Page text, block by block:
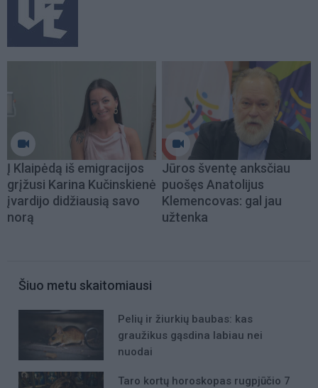
Į Klaipėdą iš emigracijos
grįžusi Karina Kučinskienė
įvardijo didžiausią savo
norą
Jūros šventę anksčiau
puošęs Anatolijus
Klemencovas: gal jau
užtenka
Šiuo metu skaitomiausi
Pelių ir žiurkių baubas: kas
graužikus gąsdina labiau nei
nuodai
Taro kortų horoskopas rugpjūčio 7